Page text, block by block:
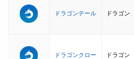
ドラゴンテール ドラゴン
ドラゴンクロー ドラゴン